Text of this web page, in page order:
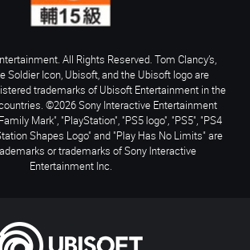
All Rights Reserved. Tom Clancy’s,
Soldier Icon, Ubisoft, and the Ubisoft logo are
trademarks of Ubisoft Entertainment in the
©2026 Sony Interactive Entertainment
Mark", "PlayStation", "PS5 logo", "PS5", "PS4
Shapes Logo" and "Play Has No Limits" are
or trademarks of Sony Interactive
Entertainment Inc.